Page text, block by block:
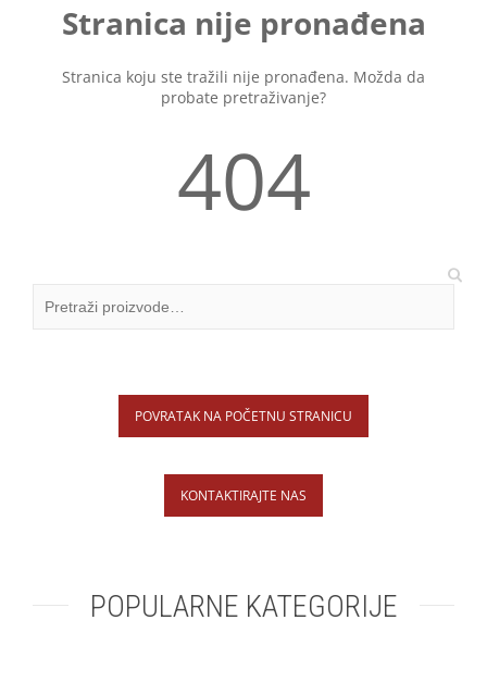
Stranica nije pronađena
Stranica koju ste tražili nije pronađena. Možda da
probate pretraživanje?
404
POVRATAK NA POČETNU STRANICU
KONTAKTIRAJTE NAS
POPULARNE KATEGORIJE